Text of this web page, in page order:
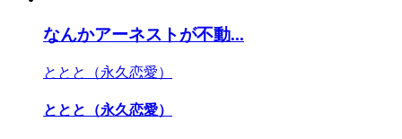
なんかアーネストが不動...
ととと（永久恋愛）
ととと（永久恋愛）